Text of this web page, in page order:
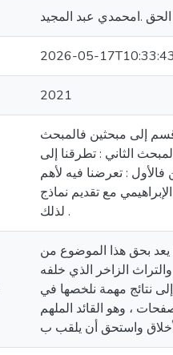
.امحمدي عبد المجيد
2026-05-
2021
قسم إلى مبحثين فالمبحث
الثاني : تطرقنا إلى
: تعرضنا فيه لأهم
مع تقديم نماذج
لذلك .
يعد بحق هذا الموضوع من
الزاخر الذي خلفه
نتائج مهمة نلخصها في
، وهو القائد الملهم